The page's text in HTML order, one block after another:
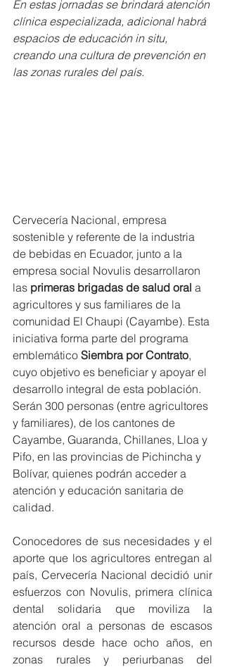
En estas jornadas se brindará atención
clínica especializada, adicional habrá
espacios de educación in situ,
creando una cultura de prevención en
las zonas rurales del país.
Cervecería Nacional, empresa
sostenible y referente de la industria
de bebidas en Ecuador, junto a la
empresa social Novulis desarrollaron
las primeras brigadas de salud oral a
agricultores y sus familiares de la
comunidad El Chaupi (Cayambe). Esta
iniciativa forma parte del programa
emblemático Siembra por Contrato,
cuyo objetivo es beneficiar y apoyar el
desarrollo integral de esta población.
Serán 300 personas (entre agricultores
y familiares), de los cantones de
Cayambe, Guaranda, Chillanes, Lloa y
Pifo, en las provincias de Pichincha y
Bolívar, quienes podrán acceder a
atención y educación sanitaria de
calidad.
Conocedores de sus necesidades y el
aporte que los agricultores entregan al
país, Cervecería Nacional decidió unir
esfuerzos con Novulis, primera clínica
dental solidaria que moviliza la
atención oral a personas de escasos
recursos desde hace ocho años, en
zonas rurales y periurbanas del